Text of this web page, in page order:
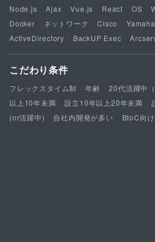
Node.js
Ajax Vue.js React OS
Docker
ネットワーク Cisco
ActiveDirectory
BackUP Exec
こだわり条件
フレックスタイム制 年齢 20代活躍中
以上10年未満
設立10年以上20年未満
(or活躍中)
自社内開発が多い BtoC向け